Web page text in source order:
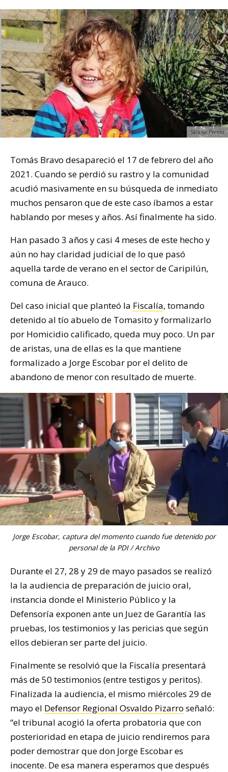
Sala de Prensa
Tomás Bravo desapareció el 17 de febrero del año
2021. Cuando se perdió su rastro y la comunidad
acudió masivamente en su búsqueda de inmediato
muchos pensaron que de este caso íbamos a estar
hablando por meses y años. Así finalmente ha sido.
Han pasado 3 años y casi 4 meses de este hecho y
aún no hay claridad judicial de lo que pasó
aquella tarde de verano en el sector de Caripilún,
comuna de Arauco.
Del caso inicial que planteó la Fiscalía, tomando
detenido al tío abuelo de Tomasito y formalizarlo
por Homicidio calificado, queda muy poco. Un par
de aristas, una de ellas es la que mantiene
formalizado a Jorge Escobar por el delito de
abandono de menor con resultado de muerte.
Jorge Escobar, captura del momento cuando fue detenido por
personal de la PDI / Archivo
Durante el 27, 28 y 29 de mayo pasados se realizó
la la audiencia de preparación de juicio oral,
instancia donde el Ministerio Público y la
Defensoría exponen ante un Juez de Garantía las
pruebas, los testimonios y las pericias que según
ellos debieran ser parte del juicio.
Finalmente se resolvió que la Fiscalía presentará
más de 50 testimonios (entre testigos y peritos).
Finalizada la audiencia, el mismo miércoles 29 de
mayo el Defensor Regional Osvaldo Pizarro señaló:
“el tribunal acogió la oferta probatoria que con
posterioridad en etapa de juicio rendiremos para
poder demostrar que don Jorge Escobar es
inocente. De esa manera esperamos que después